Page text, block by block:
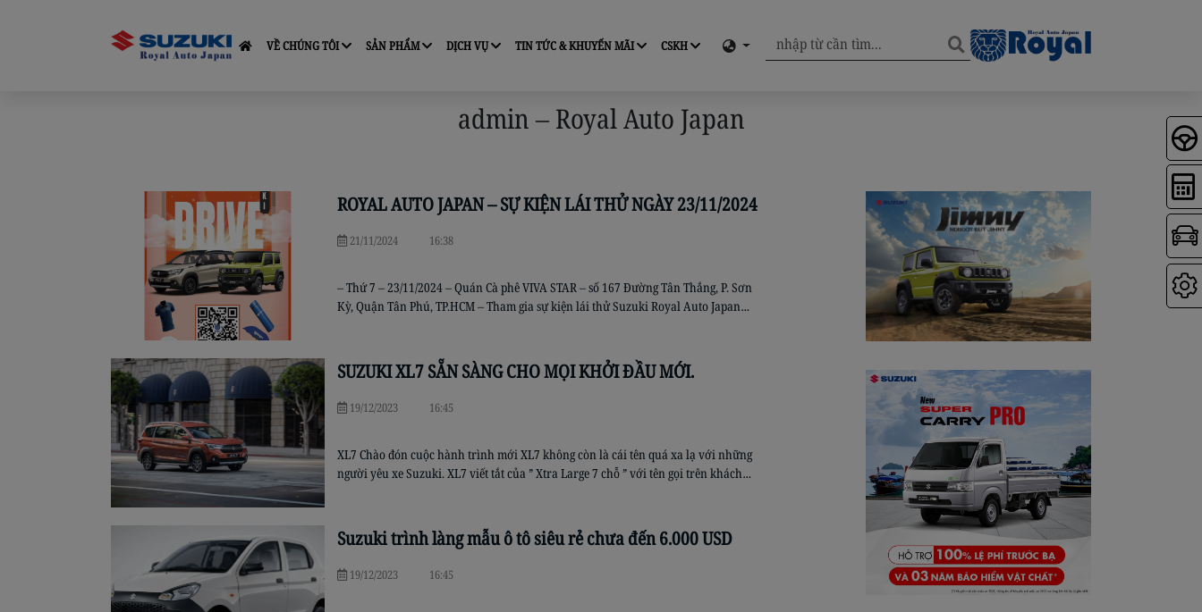
VỀ CHÚNG TÔI SẢN PHẨM DỊCH VỤ TIN TỨC & KHUYẾN MÃI CSKH
admin – Royal Auto Japan
ROYAL AUTO JAPAN – SỰ KIỆN LÁI THỬ NGÀY 23/11/2024
21/11/2024 16:38
– Thứ 7 – 23/11/2024 – Quán Cà phê VIVA STAR – số 167 Đường Tân Thắng, P. Sơn
Kỳ, Quận Tân Phú, TP.HCM – Tham gia sự kiện lái thử Suzuki Royal Auto Japan
SUZUKI XL7 SẴN SÀNG CHO MỌI KHỞI ĐẦU MỚI.
19/12/2023 16:45
XL7 Chào đón cuộc hành trình mới XL7 không còn là cái tên quá xa lạ với những
người yêu xe Suzuki. XL7 viết tắt của ” Xtra Large 7 chỗ ” với tên gọi trên khách
Suzuki trình làng mẫu ô tô siêu rẻ chưa đến 6.000 USD
19/12/2023 16:45